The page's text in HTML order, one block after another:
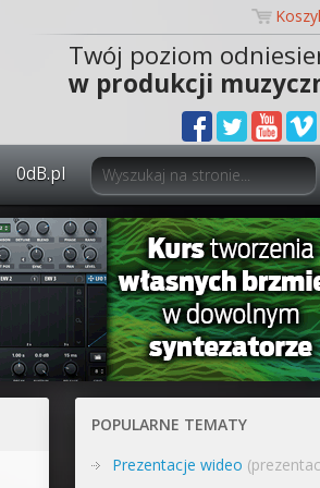
Twój poziom
w produkcji
0dB.pl
0dB.pl - informacje
Newsletter
Materiały dla mediów
Archiwum aktualności
POPULARNE TEMATY
Prezentacje wideo